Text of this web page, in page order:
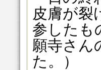
皮膚が裂
参したも
願寺さん
た。）